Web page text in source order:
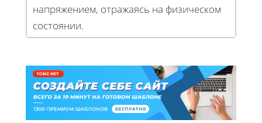
напряжением, отражаясь на физическом
состоянии.